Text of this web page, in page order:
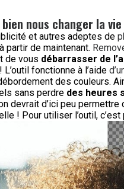
nous changer la vie
et autres adeptes de
à partir de maintenant.
de vous débarrasser de
! L’outil fonctionne à l’aide
des couleurs.
sans perdre des heures
devrait d’ici peu permettre
! Pour utiliser l’outil, c’est